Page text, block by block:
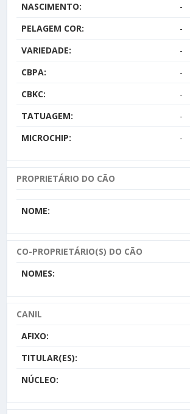
NASCIMENTO:
-
PELAGEM COR:
-
VARIEDADE:
-
CBPA:
-
CBKC:
-
TATUAGEM:
-
MICROCHIP:
-
PROPRIETÁRIO DO CÃO
NOME:
CO-PROPRIETÁRIO(S) DO CÃO
NOMES:
CANIL
AFIXO:
TITULAR(ES):
NÚCLEO: